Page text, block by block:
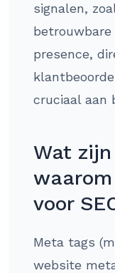
signalen,
betrouwbare
presence,
cruciaal aan
Wat
voor
Meta tags
website